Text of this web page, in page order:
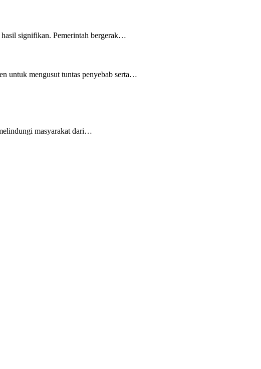
signifikan. Pemerintah bergerak…
untuk mengusut tuntas penyebab serta…
masyarakat dari…